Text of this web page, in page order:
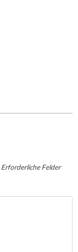
Erforderliche Felder